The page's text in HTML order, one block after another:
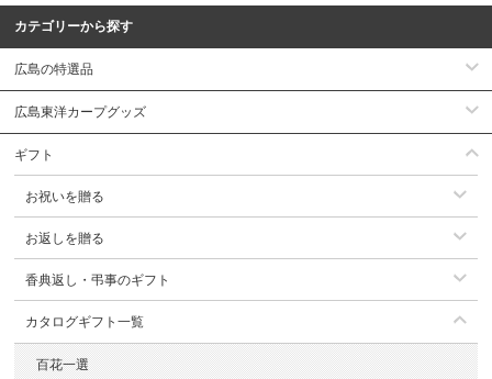
カテゴリーから探す
広島の特選品
広島東洋カープグッズ
ギフト
お祝いを贈る
お返しを贈る
香典返し・弔事のギフト
カタログギフト一覧
百花一選